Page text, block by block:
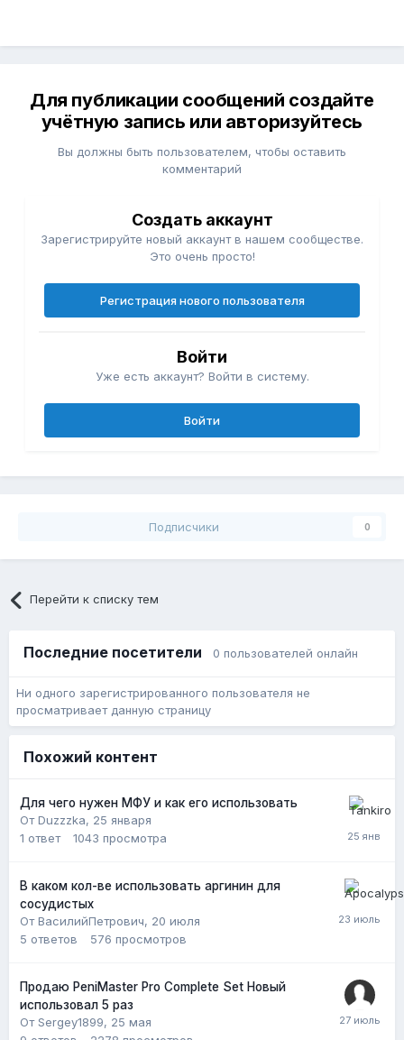
Для публикации сообщений создайте
учётную запись или авторизуйтесь
Вы должны быть пользователем, чтобы оставить
комментарий
Создать аккаунт
Зарегистрируйте новый аккаунт в нашем сообществе.
Это очень просто!
Регистрация нового пользователя
Войти
Уже есть аккаунт? Войти в систему.
Войти
Подписчики 0
Перейти к списку тем
Последние посетители 0 пользователей онлайн
Ни одного зарегистрированного пользователя не
просматривает данную страницу
Похожий контент
Для чего нужен МФУ и как его использовать
От Duzzzka, 25 января
1 ответ 1043 просмотра
В каком кол-ве использовать аргинин для
сосудистых
От ВасилийПетрович, 20 июля
5 ответов 576 просмотров
Продаю PeniMaster Pro Complete Set Новый
использовал 5 раз
От Sergey1899, 25 мая